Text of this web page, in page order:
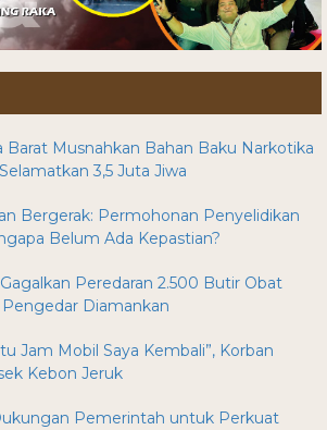
Barat Musnahkan Bahan Baku Narkotika
3,5 Juta Jiwa
Bergerak: Permohonan Penyelidikan
Belum Ada Kepastian?
Peredaran 2.500 Butir Obat
Pengedar Diamankan
Jam Mobil Saya Kembali”, Korban
Kebon Jeruk
Pemerintah untuk Perkuat